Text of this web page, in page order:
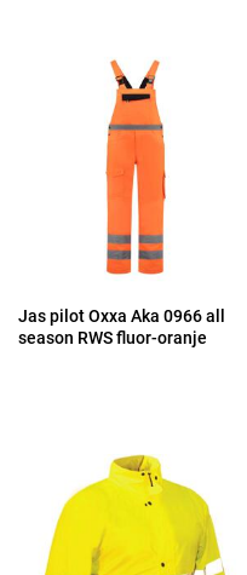
Jas pilot Oxxa Aka 0966 all
season RWS fluor-oranje